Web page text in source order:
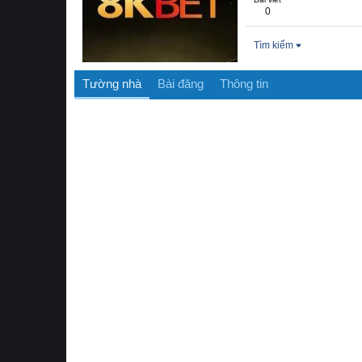
0
Tìm kiếm
Tường nhà Bài đăng Thông tin